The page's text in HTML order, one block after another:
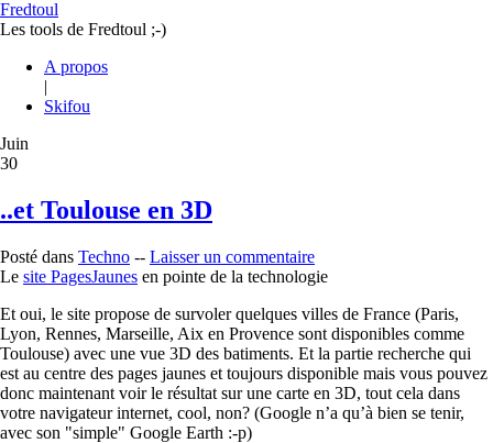
Fredtoul
Les tools de Fredtoul ;-)
A propos
|
Skifou
Juin
30
..et Toulouse en 3D
Posté dans Techno -- Laisser un commentaire
Le site PagesJaunes en pointe de la technologie
Et oui, le site propose de survoler quelques villes de France (Paris,
Lyon, Rennes, Marseille, Aix en Provence sont disponibles comme
Toulouse) avec une vue 3D des batiments. Et la partie recherche qui
est au centre des pages jaunes et toujours disponible mais vous pouvez
donc maintenant voir le résultat sur une carte en 3D, tout cela dans
votre navigateur internet, cool, non? (Google n’a qu’à bien se tenir,
avec son "simple" Google Earth :-p)